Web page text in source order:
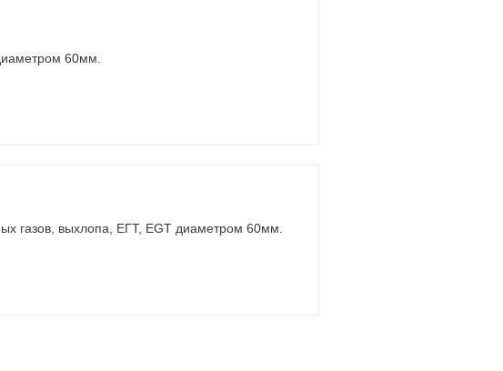
60мм.
газов, выхлопа, ЕГТ, EGT диаметром 60мм.